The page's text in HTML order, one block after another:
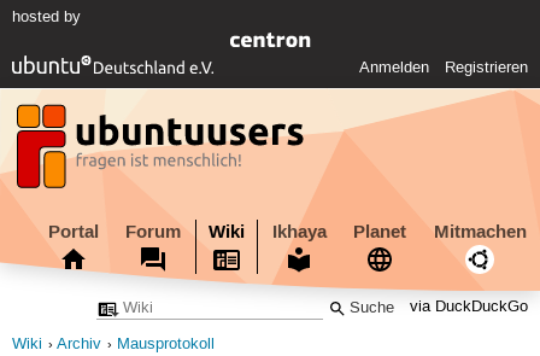
hosted by
Anmelden Registrieren
Portal Forum Wiki Ikhaya Planet Mitmachen
via DuckDuckGo
Wiki Archiv Mausprotokoll